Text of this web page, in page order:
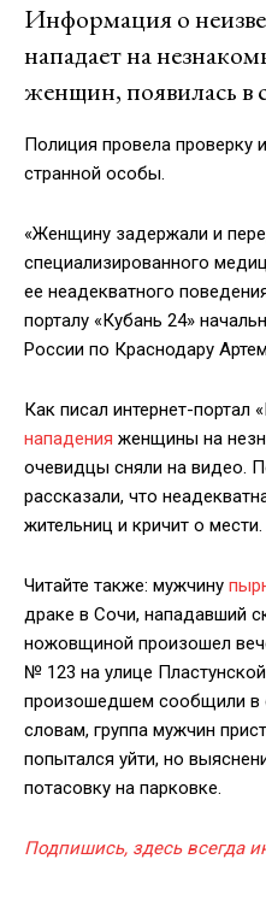
Информация о
нападает на
женщин, появилась в
Полиция провела проверку
странной особы.
«Женщину задержали и
специализированного
ее неадекватного
порталу «Кубань 24»
России по Краснодару
Как писал интернет-портал
нападения женщины на
очевидцы сняли на видео.
рассказали, что
жительниц и кричит о мести.
Читайте также: мужчину
драке в Сочи, нападавший
ножовщиной произошел
№ 123 на улице
произошедшем сообщили в
словам, группа мужчин
попытался уйти, но
потасовку на парковке.
Подпишись, здесь всегда